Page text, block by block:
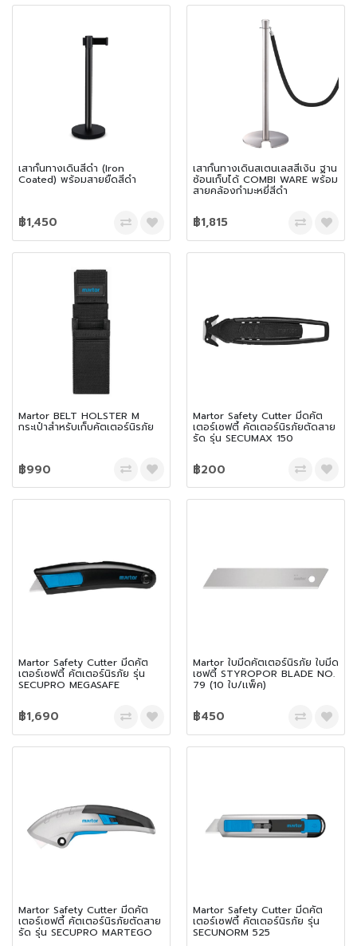
เสากั้นทางเดินสีดำ (Iron
Coated) พร้อมสายยืดสีดำ
฿1,450
เสากั้นทางเดินสเตนเลสสีเงิน ฐาน
ซ้อนเก็บได้ COMBI WARE พร้อม
สายคล้องกำมะหยี่สีดำ
฿1,815
Martor BELT HOLSTER M
กระเป๋าสำหรับเก็บคัตเตอร์นิรภัย
฿990
Martor Safety Cutter มีดคัต
เตอร์เซฟตี้ คัตเตอร์นิรภัยตัดสาย
รัด รุ่น SECUMAX 150
฿200
Martor Safety Cutter มีดคัต
เตอร์เซฟตี้ คัตเตอร์นิรภัย รุ่น
SECUPRO MEGASAFE
฿1,690
Martor ใบมีดคัตเตอร์นิรภัย ใบมีด
เซฟตี้ STYROPOR BLADE NO.
79 (10 ใบ/เเพ็ค)
฿450
Martor Safety Cutter มีดคัต
เตอร์เซฟตี้ คัตเตอร์นิรภัยตัดสาย
รัด รุ่น SECUPRO MARTEGO
Martor Safety Cutter มีดคัต
เตอร์เซฟตี้ คัตเตอร์นิรภัย รุ่น
SECUNORM 525